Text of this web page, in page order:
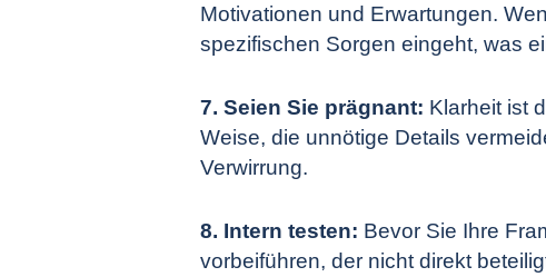
Motivationen und Erwartungen.
spezifischen Sorgen eingeht, was
7. Seien Sie prägnant: Klarheit ist
Weise, die unnötige Details
Verwirrung.
8. Intern testen: Bevor Sie Ihre
vorbeiführen, der nicht direkt